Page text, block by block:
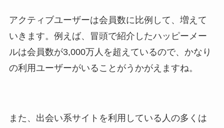
アクティブユーザーは会員数に比例して、増えて
いきます。例えば、冒頭で紹介したハッピーメー
ルは会員数が3,000万人を超えているので、かなり
の利用ユーザーがいることがうかがえますね。
また、出会い系サイトを利用している人の多くは